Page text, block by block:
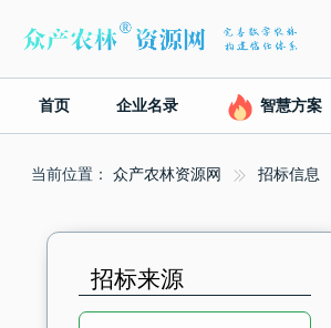
首页 企业名录 智慧方案
当前位置： 众产农林资源网 招标信息
招标来源